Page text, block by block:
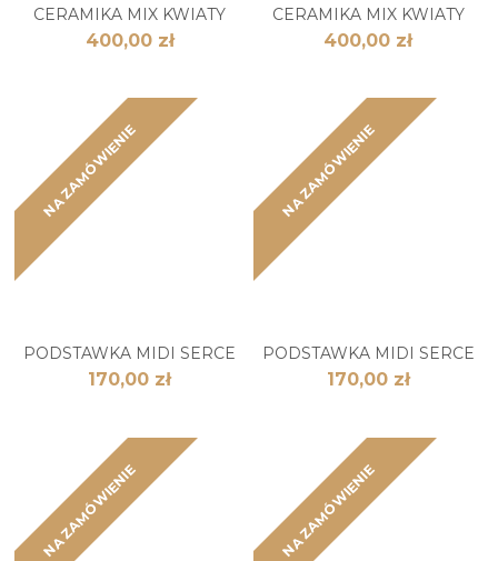
CERAMIKA MIX KWIATY
400,00 zł
CERAMIKA MIX KWIATY
400,00 zł
NA ZAMÓWIENIE
PODSTAWKA MIDI SERCE
170,00 zł
NA ZAMÓWIENIE
PODSTAWKA MIDI SERCE
170,00 zł
NA ZAMÓWIENIE NA ZAMÓWIENIE